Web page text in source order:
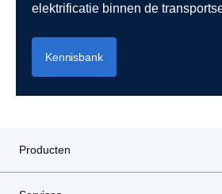
elektrificatie binnen de
Kennisbank
Producten